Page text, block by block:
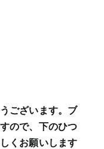
ございます。ブ
ので、下のひつ
くお願いします